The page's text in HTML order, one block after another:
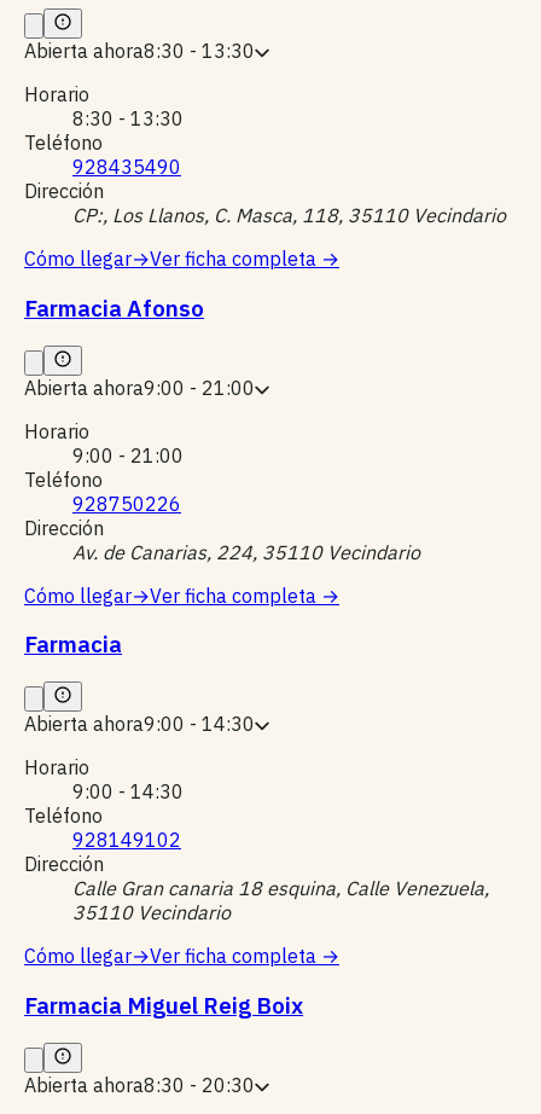
Abierta ahora8:30 - 13:30
Horario
8:30 - 13:30
Teléfono
928435490
Dirección
CP:, Los Llanos, C. Masca, 118, 35110 Vecindario
Cómo llegar→Ver ficha completa →
Farmacia Afonso
Abierta ahora9:00 - 21:00
Horario
9:00 - 21:00
Teléfono
928750226
Dirección
Av. de Canarias, 224, 35110 Vecindario
Cómo llegar→Ver ficha completa →
Farmacia
Abierta ahora9:00 - 14:30
Horario
9:00 - 14:30
Teléfono
928149102
Dirección
Calle Gran canaria 18 esquina, Calle Venezuela,
35110 Vecindario
Cómo llegar→Ver ficha completa →
Farmacia Miguel Reig Boix
Abierta ahora8:30 - 20:30